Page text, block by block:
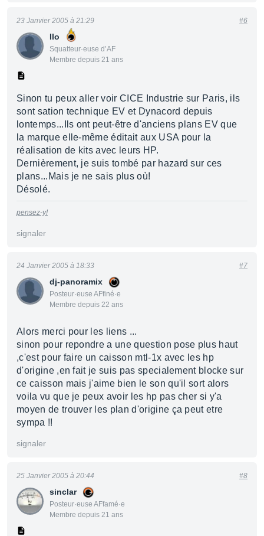
Ilo
Squatteur·euse d’AF
Membre depuis 21 ans
23 Janvier 2005 à 21:29 #6
Sinon tu peux aller voir CICE Industrie sur Paris, ils
sont sation technique EV et Dynacord depuis
lontemps...Ils ont peut-être d'anciens plans EV que
la marque elle-même éditait aux USA pour la
réalisation de kits avec leurs HP.
Dernièrement, je suis tombé par hazard sur ces
plans...Mais je ne sais plus où!
Désolé.
pensez-y!
signaler
dj-panoramix
Posteur·euse AFfiné·e
Membre depuis 22 ans
24 Janvier 2005 à 18:33 #7
Alors merci pour les liens ...
sinon pour repondre a une question pose plus haut
,c'est pour faire un caisson mtl-1x avec les hp
d'origine ,en fait je suis pas specialement blocke sur
ce caisson mais j'aime bien le son qu'il sort alors
voila vu que je peux avoir les hp pas cher si y'a
moyen de trouver les plan d'origine ça peut etre
sympa !!
signaler
sinclar
Posteur·euse AFfamé·e
Membre depuis 21 ans
25 Janvier 2005 à 20:44 #8